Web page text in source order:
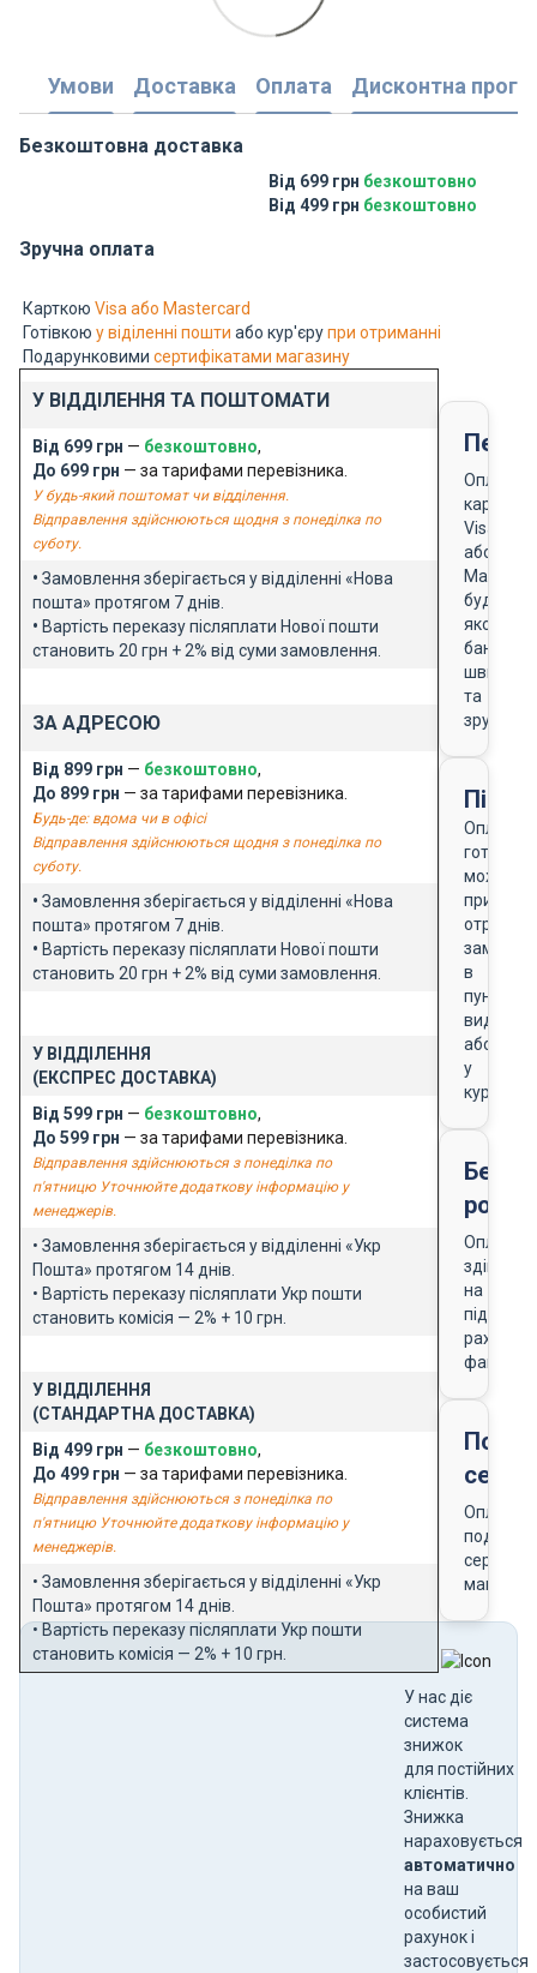
Умови Доставка Оплата Дисконтна
Безкоштовна доставка
Від 699 грн безкоштовно
Від 499 грн безкоштовно
Зручна оплата
Карткою Visa або Mastercard
Готівкою у віділенні пошти або кур'єрупри отриманні
Подарунковими сертифікатами магазину
У ВІДДІЛЕННЯ ТА ПОШТОМАТИ
Від 699 грн — безкоштовно,
До 699 грн — за тарифами перевізника.
У будь-який поштомат чи відділення.
Відправлення здійснюються щодня з понеділка по
суботу.
• Замовлення зберігається у відділенні «Нова
пошта» протягом 7 днів.
• Вартість переказу післяплати Нової пошти
становить 20 грн + 2% від суми замовлення.
ЗА АДРЕСОЮ
Від 899 грн — безкоштовно,
До 899 грн — за тарифами перевізника.
Будь-де: вдома чи в офісі
Відправлення здійснюються щодня з понеділка по
суботу.
• Замовлення зберігається у відділенні «Нова
пошта» протягом 7 днів.
• Вартість переказу післяплати Нової пошти
становить 20 грн + 2% від суми замовлення.
У ВІДДІЛЕННЯ
(ЕКСПРЕС ДОСТАВКА)
Від 599 грн — безкоштовно,
До 599 грн — за тарифами перевізника.
Відправлення здійснюються з понеділка по
п'ятницю Уточнюйте додаткову інформацію у
менеджерів.
• Замовлення зберігається у відділенні «Укр
Пошта» протягом 14 днів.
• Вартість переказу післяплати Укр пошти
становить комісія — 2% + 10 грн.
У ВІДДІЛЕННЯ
(СТАНДАРТНА ДОСТАВКА)
Від 499 грн — безкоштовно,
До 499 грн — за тарифами перевізника.
Відправлення здійснюються з понеділка по
п'ятницю Уточнюйте додаткову інформацію у
менеджерів.
• Замовлення зберігається у відділенні «Укр
Пошта» протягом 14 днів.
• Вартість переказу післяплати Укр пошти
становить комісія — 2% + 10 грн.
Оплата
карткою
Visa
або
будь-
якого
банку
швидко
та
зручно
Оплата
готівкою
можлива
при
в
пункті
видачі
або
у
кур'єра
Оплата
на
підставі
рахунку-
фактури
Оплата
магазину
У нас діє
система
знижок
для постійних
клієнтів.
Знижка
нараховується
автоматично
на ваш
особистий
рахунок і
застосовується